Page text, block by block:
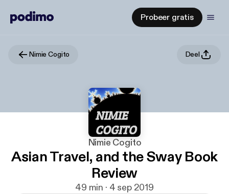
Probeer gratis
Nimie Cogito Deel
Nimie Cogito
Asian Travel, and the Sway Book
Review
49 min · 4 sep 2019